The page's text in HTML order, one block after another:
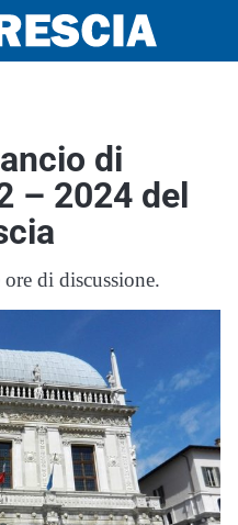
di
– 2024 del
ore di discussione.